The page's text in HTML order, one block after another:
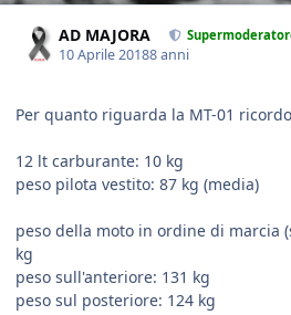
AD MAJORA
10 Aprile 20188 anni
Per quanto riguarda la MT-01
12 lt carburante: 10 kg
peso pilota vestito: 87 kg (media)
peso della moto in ordine di marcia
kg
peso sull'anteriore: 131 kg
peso sul posteriore: 124 kg